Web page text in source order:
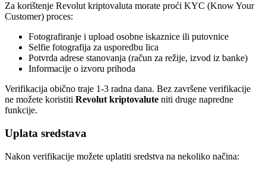
Za korištenje Revolut kriptovaluta morate proći KYC (Know Your
Customer) proces:
Fotografiranje i upload osobne iskaznice ili putovnice
Selfie fotografija za usporedbu lica
Potvrda adrese stanovanja (račun za režije, izvod iz banke)
Informacije o izvoru prihoda
Verifikacija obično traje 1-3 radna dana. Bez završene verifikacije
ne možete koristiti Revolut kriptovalute niti druge napredne
funkcije.
Uplata sredstava
Nakon verifikacije možete uplatiti sredstva na nekoliko načina: